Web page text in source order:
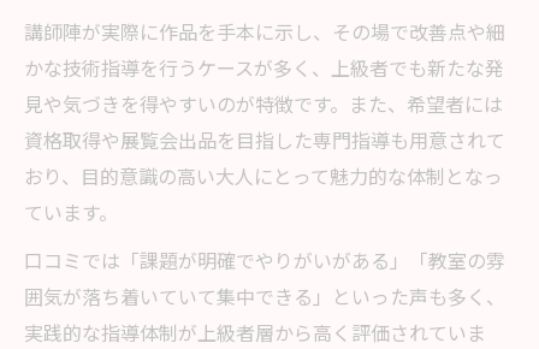
講師陣が実際に作品を手本に示し、その場で改善点や細
かな技術指導を行うケースが多く、上級者でも新たな発
見や気づきを得やすいのが特徴です。また、希望者には
資格取得や展覧会出品を目指した専門指導も用意されて
おり、目的意識の高い大人にとって魅力的な体制となっ
ています。
口コミでは「課題が明確でやりがいがある」「教室の雰
囲気が落ち着いていて集中できる」といった声も多く、
実践的な指導体制が上級者層から高く評価されていま